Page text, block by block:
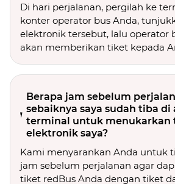
Di hari perjalanan, pergilah ke
konter operator bus Anda,
elektronik tersebut, lalu operator
akan memberikan tiket kepada
Berapa jam sebelum
sebaiknya saya sudah tiba di
terminal untuk menukarkan
elektronik saya?
Kami menyarankan Anda untuk
jam sebelum perjalanan agar
tiket redBus Anda dengan tiket